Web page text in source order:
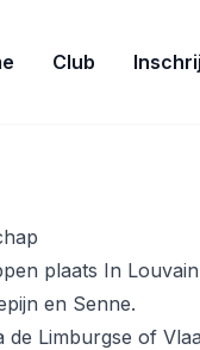
Club
plaats In
en Senne.
Limburgse of